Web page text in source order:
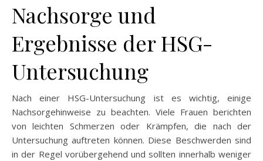
Nachsorge und
Ergebnisse der HSG-
Untersuchung
Nach einer HSG-Untersuchung ist es wichtig, einige
Nachsorgehinweise zu beachten. Viele Frauen berichten
von leichten Schmerzen oder Krämpfen, die nach der
Untersuchung auftreten können. Diese Beschwerden sind
in der Regel vorübergehend und sollten innerhalb weniger